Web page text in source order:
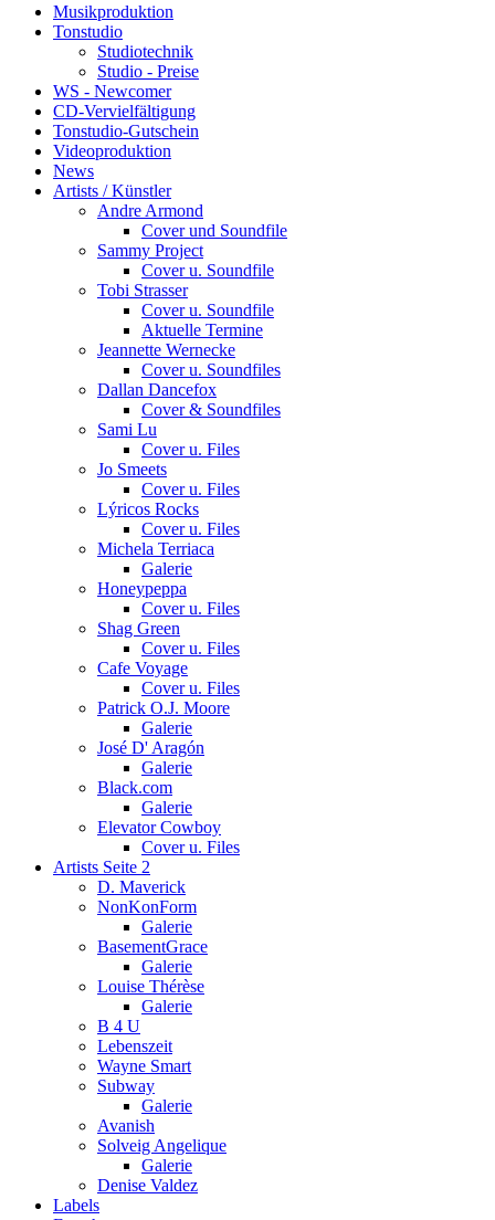
Musikproduktion
Tonstudio
Studiotechnik
Studio - Preise
WS - Newcomer
CD-Vervielfältigung
Tonstudio-Gutschein
Videoproduktion
News
Artists / Künstler
Andre Armond
Cover und Soundfile
Sammy Project
Cover u. Soundfile
Tobi Strasser
Cover u. Soundfile
Aktuelle Termine
Jeannette Wernecke
Cover u. Soundfiles
Dallan Dancefox
Cover & Soundfiles
Sami Lu
Cover u. Files
Jo Smeets
Cover u. Files
Lýricos Rocks
Cover u. Files
Michela Terriaca
Galerie
Honeypeppa
Cover u. Files
Shag Green
Cover u. Files
Cafe Voyage
Cover u. Files
Patrick O.J. Moore
Galerie
José D' Aragón
Galerie
Black.com
Galerie
Elevator Cowboy
Cover u. Files
Artists Seite 2
D. Maverick
NonKonForm
Galerie
BasementGrace
Galerie
Louise Thérèse
Galerie
B 4 U
Lebenszeit
Wayne Smart
Subway
Galerie
Avanish
Solveig Angelique
Galerie
Denise Valdez
Labels